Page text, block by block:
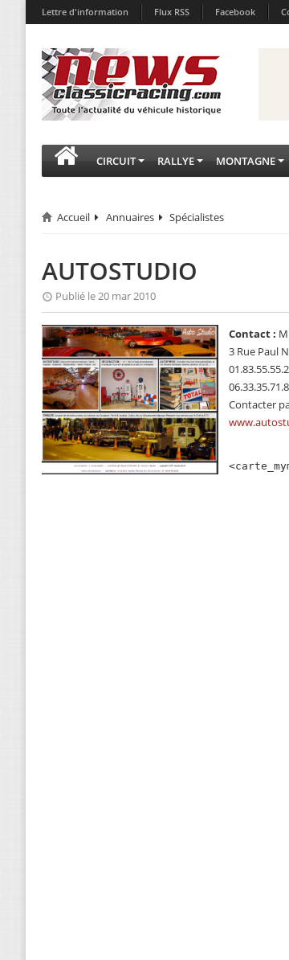
Lettre d'information Flux RSS Facebook
CIRCUIT RALLYE MONTAGNE
Accueil Annuaires Spécialistes
AUTOSTUDIO
Publié le 20 mar 2010
Contact :
3 Rue Paul
Contacter